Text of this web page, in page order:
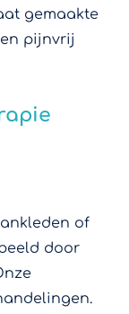
gemaakte
pijnvrij
of
door